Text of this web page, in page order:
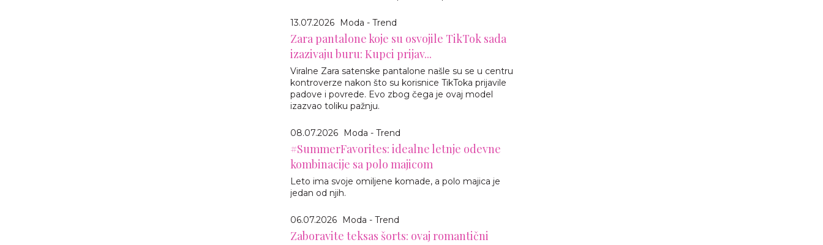
13.07.2026 Moda - Trend
Zara pantalone koje su osvojile TikTok sada
izazivaju buru: Kupci prijav...
Viralne Zara satenske pantalone našle su se u centru
kontroverze nakon što su korisnice TikToka prijavile
padove i povrede. Evo zbog čega je ovaj model
izazvao toliku pažnju.
08.07.2026 Moda - Trend
#SummerFavorites: idealne letnje odevne
kombinacije sa polo majicom
Leto ima svoje omiljene komade, a polo majica je
jedan od njih.
06.07.2026 Moda - Trend
Zaboravite teksas šorts: ovaj romantični